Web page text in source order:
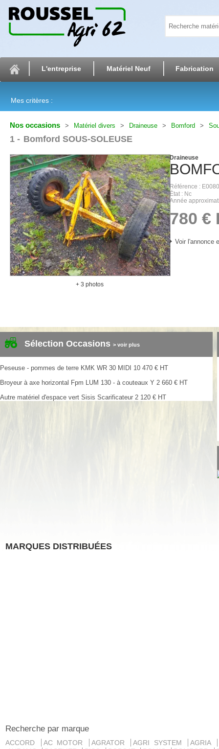
L'entreprise Matériel Neuf Fabrication
Mes critères :
Nos occasions Matériel divers Draineuse Bomford
1 Bomford SOUS-SOLEUSE
+ 3 photos
Draineuse
Référence
État
Nc
Année
780 €
Voir l'annonce
Sélection Occasions > voir plus
Peseuse - pommes de terre KMK WR 30 MIDI 10 470 € HT
Broyeur à axe horizontal Fpm LUM 130 - à couteaux Y 2 660 € HT
Autre matériel d'espace vert Sisis Scarificateur 2 120 € HT
MARQUES DISTRIBUÉES
Recherche par marque
ACCORD AC MOTOR AGRATOR AGRI SYSTEM
AGRIA